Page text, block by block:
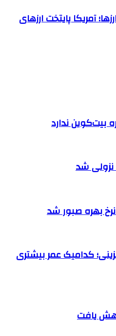
آمریکا پایتخت ارزهای
بیت‌کوین ندارد
نزولی شد
بهره صبور شد
کدامیک عمر بیشتری
یافت